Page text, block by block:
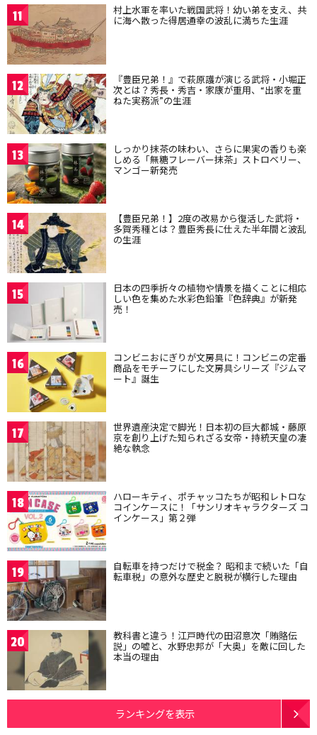
11 村上水軍を率いた戦国武将！幼い弟を支え、共
に海へ散った得居通幸の波乱に満ちた生涯
12 『豊臣兄弟！』で萩原護が演じる武将・小堀正
次とは？秀長・秀吉・家康が重用、“出家を重
ねた実務派”の生涯
13 しっかり抹茶の味わい、さらに果実の香りも楽
しめる「無糖フレーバー抹茶」ストロベリー、
マンゴー新発売
14 【豊臣兄弟！】2度の改易から復活した武将・
多賀秀種とは？豊臣秀長に仕えた半年間と波乱
の生涯
15 日本の四季折々の植物や情景を描くことに相応
しい色を集めた水彩色鉛筆『色辞典』が新発
売！
16 コンビニおにぎりが文房具に！コンビニの定番
商品をモチーフにした文房具シリーズ『ジムマ
ート』誕生
17 世界遺産決定で脚光！日本初の巨大都城・藤原
京を創り上げた知られざる女帝・持統天皇の凄
絶な執念
18 ハローキティ、ポチャッコたちが昭和レトロな
コインケースに！「サンリオキャラクターズ コ
インケース」第２弾
19 自転車を持つだけで税金？ 昭和まで続いた「自
転車税」の意外な歴史と脱税が横行した理由
20 教科書と違う！江戸時代の田沼意次「賄賂伝
説」の嘘と、水野忠邦が「大奥」を敵に回した
本当の理由
ランキングを表示